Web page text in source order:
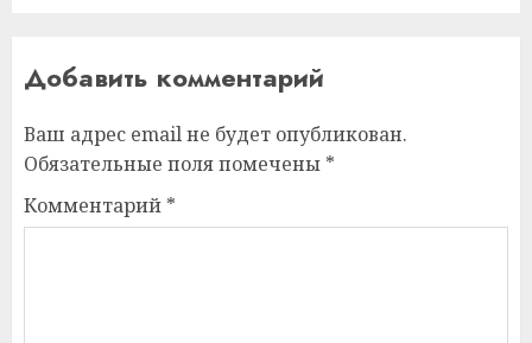
Добавить комментарий
Ваш адрес email не будет опубликован.
Обязательные поля помечены *
Комментарий *